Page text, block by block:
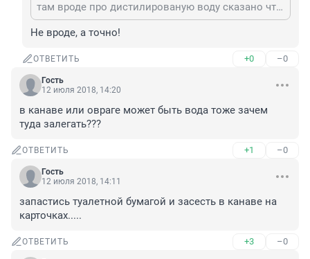
там вроде про дистилированую воду сказано что она не проводит ток.
Не вроде, а точно!
ОТВЕТИТЬ +0 –0
Гость
12 июля 2018, 14:20
в канаве или овраге может быть вода тоже зачем
туда залегать???
ОТВЕТИТЬ +1 –0
Гость
12 июля 2018, 14:11
запастись туалетной бумагой и засесть в канаве на
карточках.....
ОТВЕТИТЬ +3 –0